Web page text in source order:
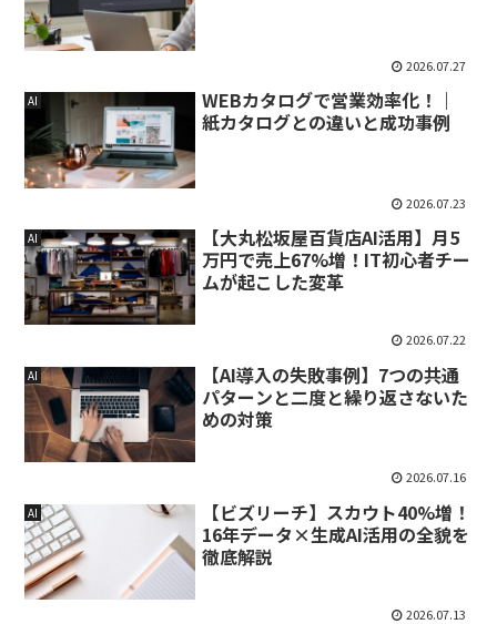
2026.07.27
AI
WEBカタログで営業効率化！｜
紙カタログとの違いと成功事例
2026.07.23
AI
【大丸松坂屋百貨店AI活用】月5
万円で売上67%増！IT初心者チー
ムが起こした変革
2026.07.22
AI
【AI導入の失敗事例】7つの共通
パターンと二度と繰り返さないた
めの対策
2026.07.16
AI
【ビズリーチ】スカウト40%増！
16年データ×生成AI活用の全貌を
徹底解説
2026.07.13